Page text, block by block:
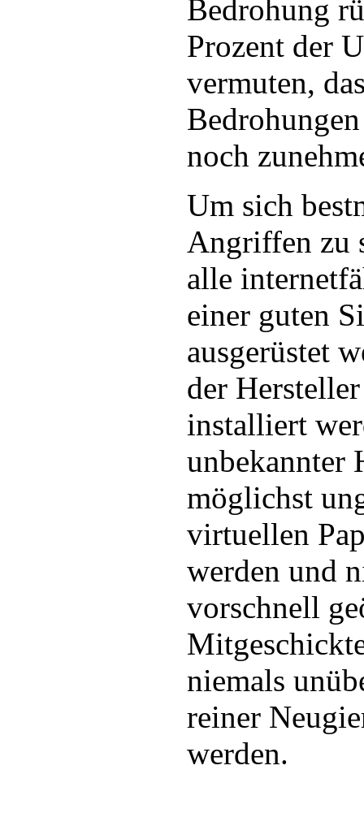
Bedrohung
Prozent der
vermuten,
noch
Um sich
Angriffen zu
alle
einer guten
ausgerüstet
der
installiert
unbekannter
möglichst
virtuellen
werden und
vorschnell
niemals
reiner
werden.